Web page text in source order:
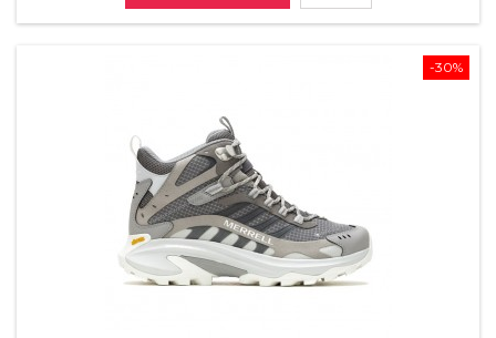
-30%